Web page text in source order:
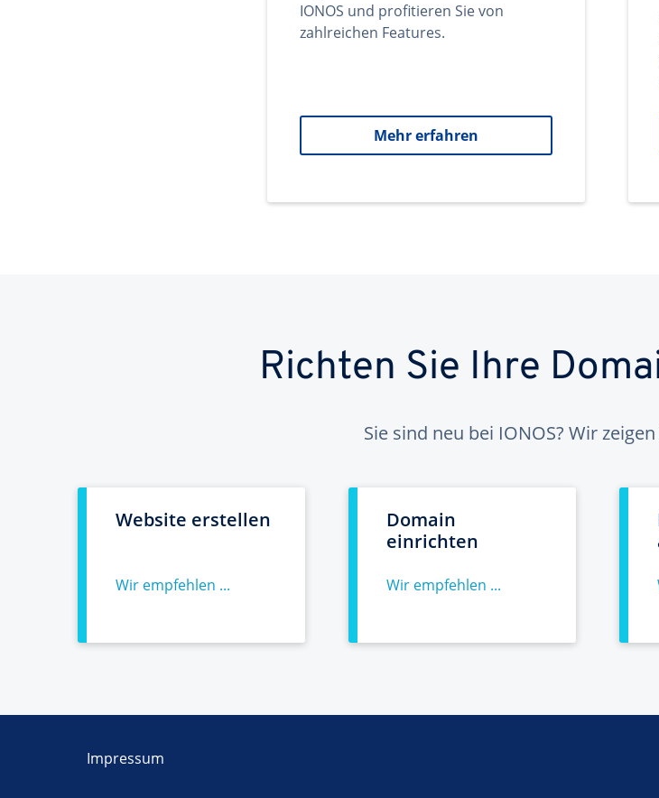
IONOS und profitieren Sie von
zahlreichen Features.
Mehr erfahren
Richten Sie Ihre
Sie sind neu bei IONOS? Wir
Website erstellen
Wir empfehlen ...
Domain
einrichten
Wir empfehlen ...
Impressum